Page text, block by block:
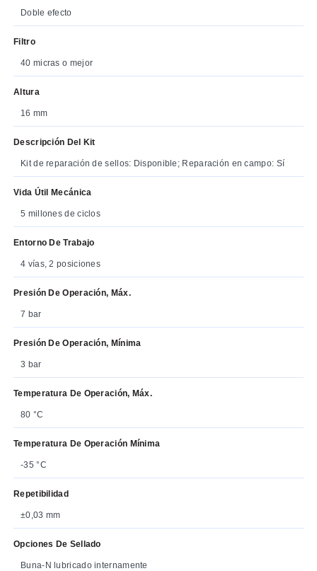
Doble efecto
Filtro
40 micras o mejor
Altura
16 mm
Descripción Del Kit
Kit de reparación de sellos: Disponible; Reparación en campo: Sí
Vida Útil Mecánica
5 millones de ciclos
Entorno De Trabajo
4 vías, 2 posiciones
Presión De Operación, Máx.
7 bar
Presión De Operación, Mínima
3 bar
Temperatura De Operación, Máx.
80 °C
Temperatura De Operación Mínima
-35 °C
Repetibilidad
±0,03 mm
Opciones De Sellado
Buna-N lubricado internamente